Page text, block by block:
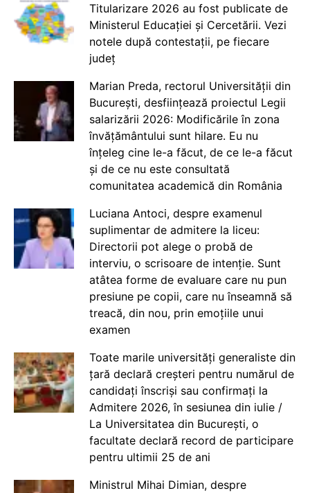
Titularizare 2026 au fost publicate de
Ministerul Educației și Cercetării. Vezi
notele după contestații, pe fiecare
județ
Marian Preda, rectorul Universității din
București, desființează proiectul Legii
salarizării 2026: Modificările în zona
învățământului sunt hilare. Eu nu
înțeleg cine le-a făcut, de ce le-a făcut
și de ce nu este consultată
comunitatea academică din România
Luciana Antoci, despre examenul
suplimentar de admitere la liceu:
Directorii pot alege o probă de
interviu, o scrisoare de intenție. Sunt
atâtea forme de evaluare care nu pun
presiune pe copii, care nu înseamnă să
treacă, din nou, prin emoțiile unui
examen
Toate marile universități generaliste din
țară declară creșteri pentru numărul de
candidați înscriși sau confirmați la
Admitere 2026, în sesiunea din iulie /
La Universitatea din București, o
facultate declară record de participare
pentru ultimii 25 de ani
Ministrul Mihai Dimian, despre